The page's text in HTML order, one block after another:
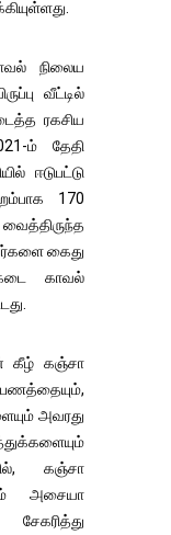
நிலைய
வீட்டில்
ரகசிய
ம் தேதி
ஈடுபட்டு
170
கைது
காவல்
கீழ் கஞ்சா
பணத்தையும்,
அவரது
கஞ்சா
அசையா